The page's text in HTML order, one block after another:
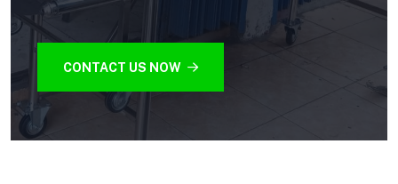
CONTACT US NOW